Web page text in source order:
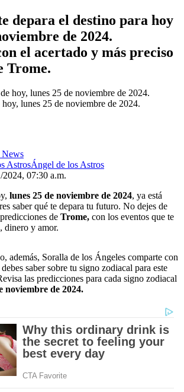
depara el destino para hoy
de 2024.
el acertado y más preciso
Trome.
lunes 25 de noviembre de 2024.
News
Ángel de los Astros
07:30 a.m.
lunes 25 de noviembre de 2024, ya está
saber qué te depara tu futuro. No dejes de
de Trome, con los eventos que te
dinero y amor.
además, Soralla de los Ángeles comparte con
saber sobre tu signo zodiacal para este
las predicciones para cada signo zodiacal
noviembre de 2024.